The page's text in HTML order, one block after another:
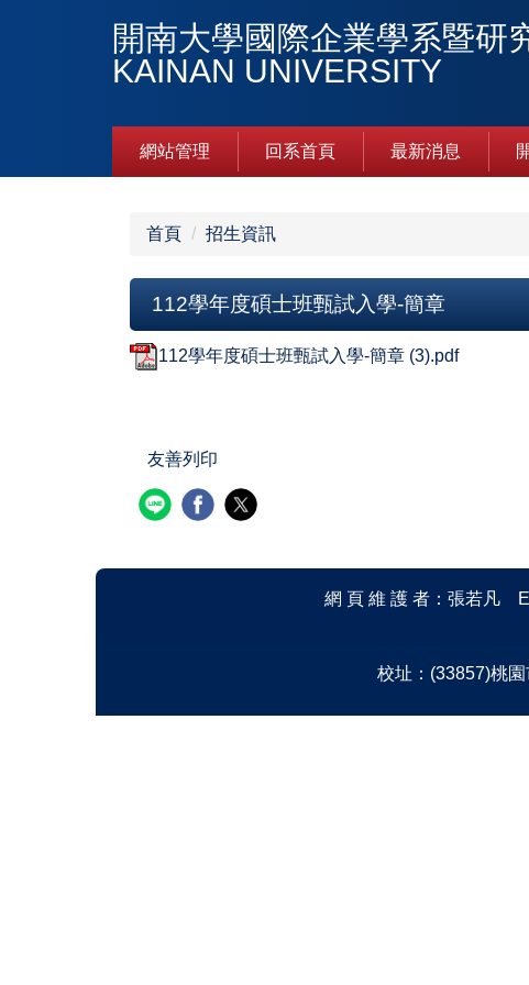
區
開南大學國際企業學系暨研
KAINAN UNIVERSITY
網站管理 回系首頁 最新消息
首頁 招生資訊
112學年度碩士班甄試入學-簡章
112學年度碩士班甄試入學-簡章 (3).pdf
友善列印
網 頁 維 護 者：張若凡
校址：(33857)桃